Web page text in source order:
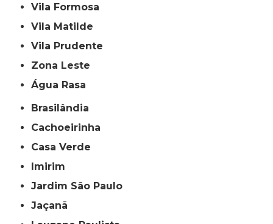
Vila Formosa
Vila Matilde
Vila Prudente
Zona Leste
Água Rasa
Brasilândia
Cachoeirinha
Casa Verde
Imirim
Jardim São Paulo
Jaçanã